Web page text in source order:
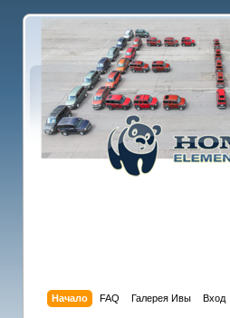
Начало FAQ Галерея Ивы Вход